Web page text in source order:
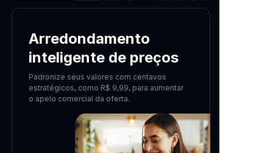
Padronize seus valores com centavos
estratégicos, como R$ 9,99, para aumentar
o apelo comercial da oferta.
Arredondamento
inteligente de preços